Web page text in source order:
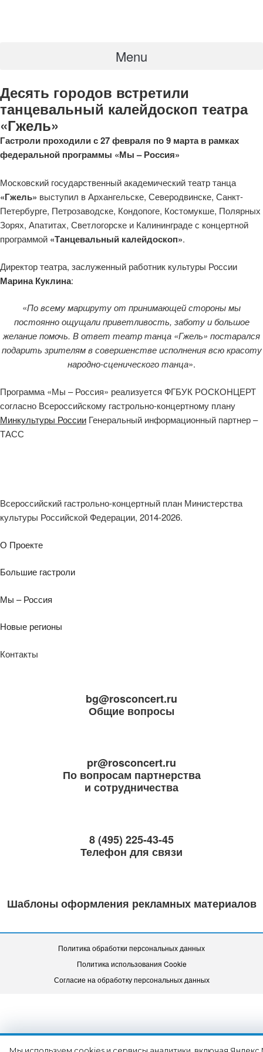
Menu
Десять городов встретили
танцевальный калейдоскоп театра
«Гжель»
Гастроли проходили с 27 февраля по 9 марта в рамках
федеральной программы «Мы – Россия»
Московский государственный академический театр танца
«Гжель» выступил в Архангельске, Северодвинске, Санкт-
Петербурге, Петрозаводске, Кондопоге, Костомукше, Полярных
Зорях, Апатитах, Светлогорске и Калининграде с концертной
программой «Танцевальный калейдоскоп».
Директор театра, заслуженный работник культуры России
Марина Куклина:
«По всему маршруту от принимающей стороны мы
постоянно ощущали приветливость, заботу и большое
желание помочь. В ответ театр танца «Гжель» постарался
подарить зрителям в совершенстве исполнения всю красоту
народно-сценического танца».
Программа «Мы – Россия» реализуется ФГБУК РОСКОНЦЕРТ
согласно Всероссийскому гастрольно-концертному плану
Минкультуры России Генеральный информационный партнер –
ТАСС
Всероссийский гастрольно-концертный план Министерства
культуры Российской Федерации, 2014-2026.
О Проекте
Большие гастроли
Мы – Россия
Новые регионы
Контакты
bg@rosconcert.ru
Общие вопросы
pr@rosconcert.ru
По вопросам партнерства
и сотрудничества
8 (495) 225-43-45
Телефон для связи
Шаблоны оформления рекламных материалов
Политика обработки персональных данных
Политика использования Cookie
Согласие на обработку персональных данных